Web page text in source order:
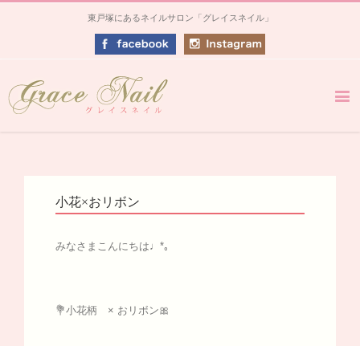
東戸塚にあるネイルサロン「グレイスネイル」
小花×おリボン
みなさまこんにちは♩*｡
💐小花柄 × おリボン🎀